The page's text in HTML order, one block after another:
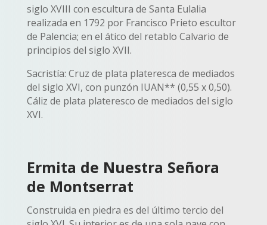
siglo XVIII con escultura de Santa Eulalia
realizada en 1792 por Francisco Prieto escultor
de Palencia; en el ático del retablo Calvario de
principios del siglo XVII.
Sacristía: Cruz de plata plateresca de mediados
del siglo XVI, con punzón IUAN** (0,55 x 0,50).
Cáliz de plata plateresco de mediados del siglo
XVI.
Ermita de Nuestra Señora
de Montserrat
Construida en piedra es del último tercio del